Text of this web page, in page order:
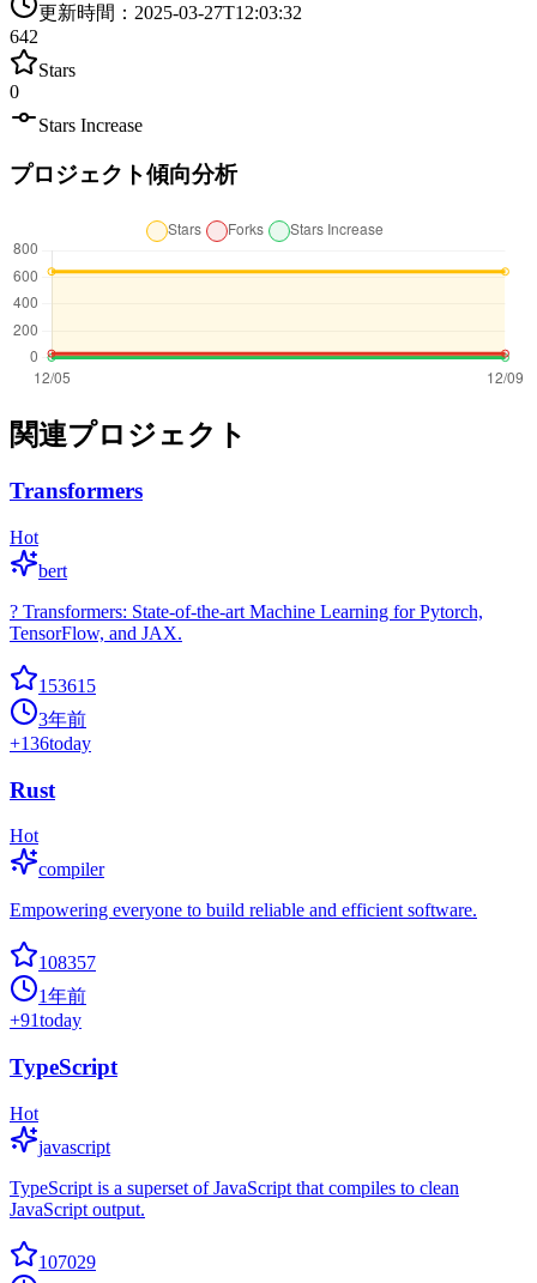
更新時間 ： 2025-03-27T12:03:32
642
Stars
0
Stars Increase
プロジェクト傾向分析
関連プロジェクト
Transformers
Hot
bert
? Transformers: State-of-the-art Machine Learning for Pytorch,
TensorFlow, and JAX.
153615
3年前
+136today
Rust
Hot
compiler
Empowering everyone to build reliable and efficient software.
108357
1年前
+91today
TypeScript
Hot
javascript
TypeScript is a superset of JavaScript that compiles to clean
JavaScript output.
107029